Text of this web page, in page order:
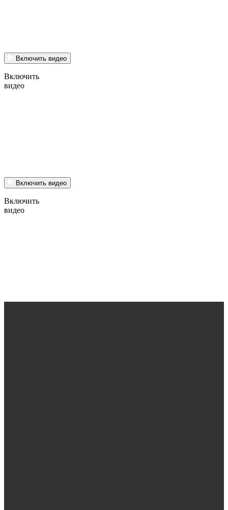
Включить видео
Включить
видео
Включить видео
Включить
видео